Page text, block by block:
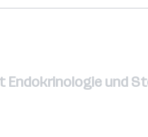
Endokrinologie und